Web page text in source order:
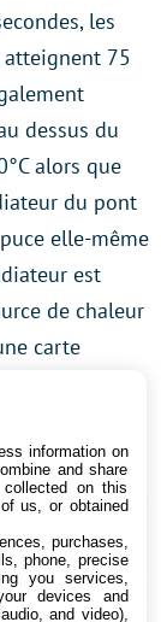
les
atteignent 75
dessus du
alors que
du pont
elle-même
est
de chaleur
carte
information on
and share
on this
us, or obtained
purchases,
phone, precise
you services,
devices and
and video),